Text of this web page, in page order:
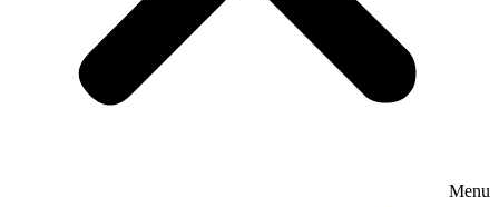
Menu